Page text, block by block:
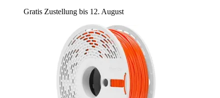
Gratis Zustellung bis 12. August